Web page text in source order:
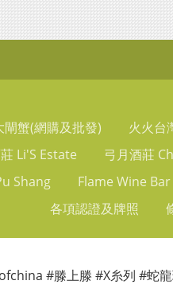
閘蟹(網購及批發) 火火台
Li'S Estate
弓月酒莊
Shang
Flame Wine Bar
各項認證及牌照